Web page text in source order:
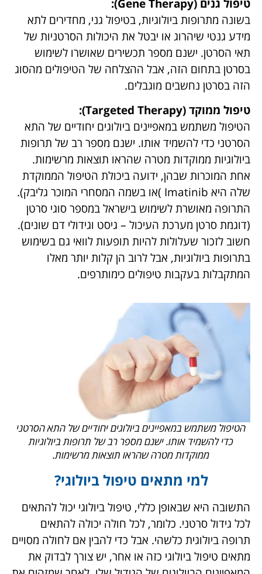
איך לזהות את התא הסרטני של החולה ולהשמיד
אותו.
למידע נוסף על אימונותרפיה
טיפול גנים (Gene Therapy):
בשונה מתרופות ביולוגיות, בטיפול גני, מחדירים לתא
תאי הסרטן. ישנם מספר תכשירים שאושרו לשימוש
בסרטן בתחום הזה, אבל ההצלחה של הטיפולים
מהסוג הזה בסרטן נחשבים מוגבלים.
טיפול ממוקד (Targeted Therapy):
הטיפול משתמש במאפיינים ביולוגים יחודיים של
התא הסרטני כדי להשמיד אותו. ישנם מספר רב של
תרופות ביולוגיות ממוקדות מטרה שהראו תוצאות
מרשימות. אחת המוכרות שבהן, ידועה ביכולת
הטיפול הממוקדת שלה היא Imatinib )או בשמה
המסחרי המוכר גליבק). התרופה מאושרת לשימוש
העיכול – גיסט וגידולי דם שונים). חשוב לזכור
שעלולות להיות תופעות לוואי גם בשימוש בתרופות
ביולוגיות, אבל לרוב הן קלות יותר מאלו המתקבלות
בעקבות טיפולים כימותרפים.
הטיפול משתמש במאפיינים ביולוגים יחודיים של התא
הסרטני כדי להשמיד אותו. ישנם מספר רב של תרופות
ביולוגיות ממוקדות מטרה שהראו תוצאות מרשימות.
למי מתאים טיפול ביולוגי?